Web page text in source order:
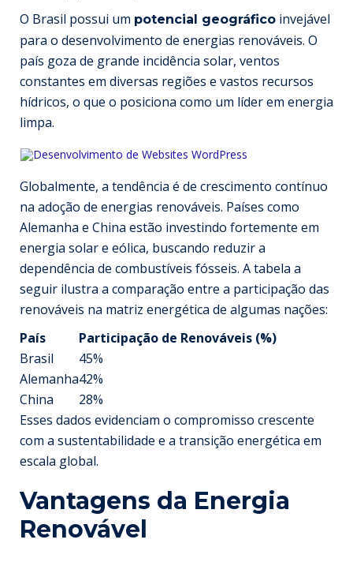
O Brasil possui um potencial geográfico invejável
para o desenvolvimento de energias renováveis. O
país goza de grande incidência solar, ventos
constantes em diversas regiões e vastos recursos
hídricos, o que o posiciona como um líder em energia
limpa.
Globalmente, a tendência é de crescimento contínuo
na adoção de energias renováveis. Países como
Alemanha e China estão investindo fortemente em
energia solar e eólica, buscando reduzir a
dependência de combustíveis fósseis. A tabela a
seguir ilustra a comparação entre a participação das
renováveis na matriz energética de algumas nações:
País
Participação de Renováveis (%)
Brasil
45%
Alemanha42%
China
28%
Esses dados evidenciam o compromisso crescente
com a sustentabilidade e a transição energética em
escala global.
Vantagens da Energia
Renovável